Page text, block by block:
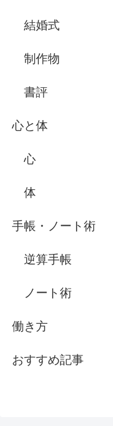
結婚式
制作物
書評
心と体
心
体
手帳・ノート術
逆算手帳
ノート術
働き方
おすすめ記事